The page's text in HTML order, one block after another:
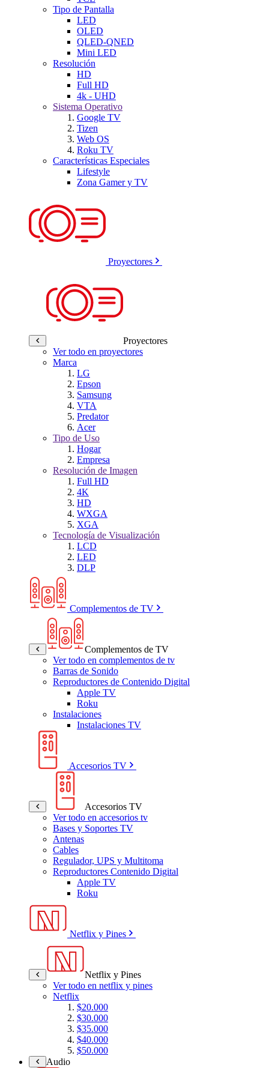
Tipo de Pantalla
LED
OLED
QLED-QNED
Mini LED
Resolución
HD
Full HD
4k - UHD
Sistema Operativo
Google TV
Tizen
Web OS
Roku TV
Características Especiales
Lifestyle
Zona Gamer y TV
Proyectores
Proyectores
Ver todo en proyectores
Marca
LG
Epson
Samsung
VTA
Predator
Acer
Tipo de Uso
Hogar
Empresa
Resolución de Imagen
Full HD
4K
HD
WXGA
XGA
Tecnología de Visualización
LCD
LED
DLP
Complementos de TV
Complementos de TV
Ver todo en complementos de tv
Barras de Sonido
Reproductores de Contenido Digital
Apple TV
Roku
Instalaciones
Instalaciones TV
Accesorios TV
Accesorios TV
Ver todo en accesorios tv
Bases y Soportes TV
Antenas
Cables
Regulador, UPS y Multitoma
Reproductores Contenido Digital
Apple TV
Roku
Netflix y Pines
Netflix y Pines
Ver todo en netflix y pines
Netflix
$20.000
$30.000
$35.000
$40.000
$50.000
Audio